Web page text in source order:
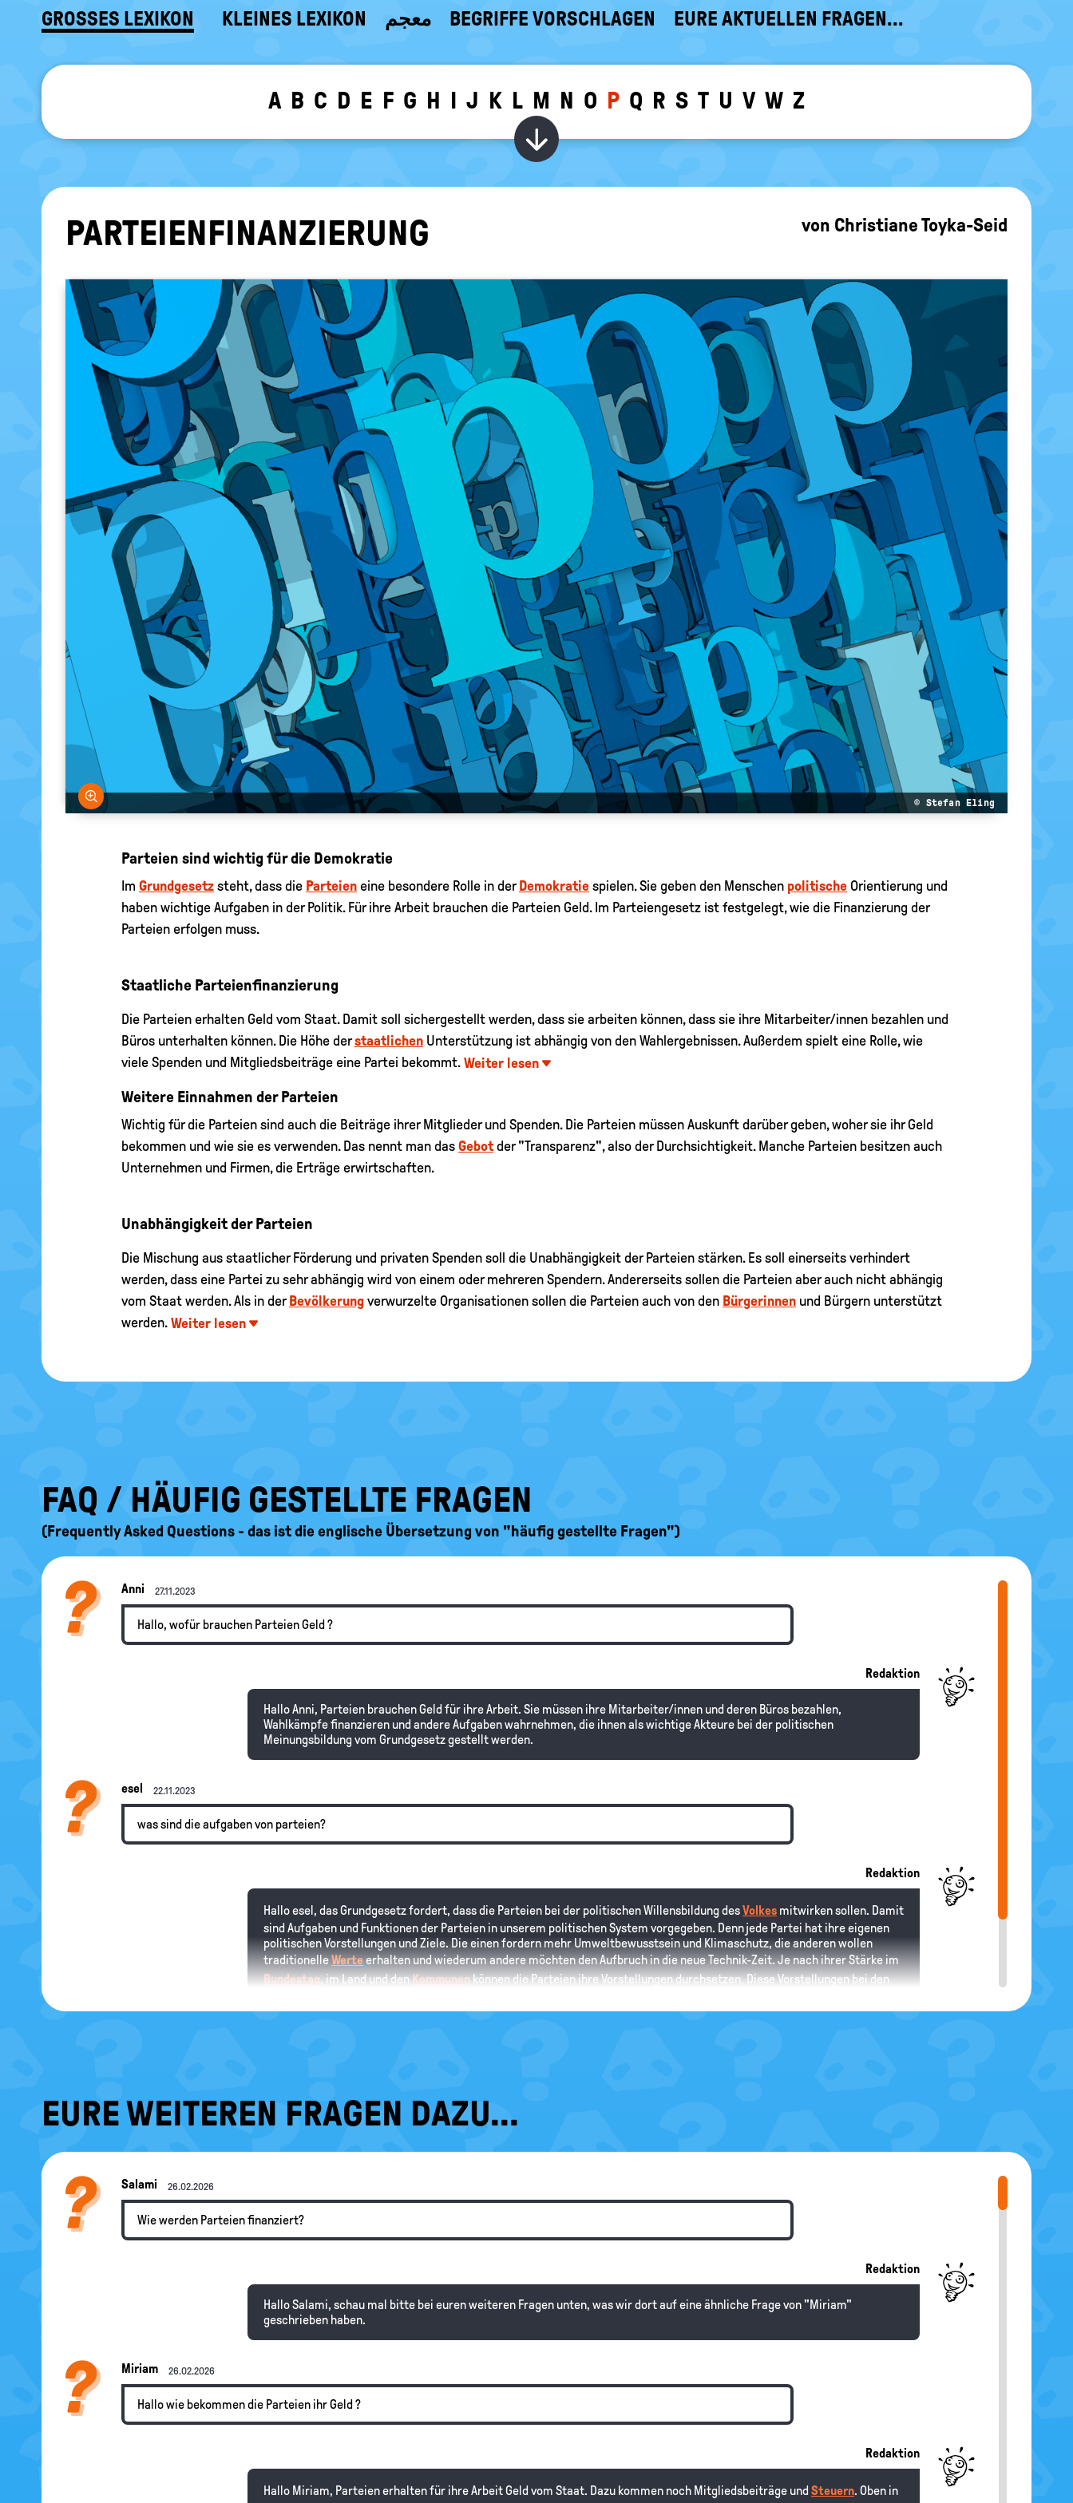
GROSSES LEXIKON KLEINES LEXIKON معجم BEGRIFFE VORSCHLAGEN EURE AKTUELLEN FRAGEN...
A B C D E F G H I J K L M N O P Q R S T U V W Z
Wörter zu dem gewählten Buchstaben ein-/
PAR­TEI­EN­FI­NAN­ZIE­RUNG von Christiane Toyka-Seid
Bild vergrößern
© Stefan Eling
Parteien sind wichtig für die Demokratie
Im Grundgesetz steht, dass die Parteien eine besondere Rolle in derDemokratie spielen. Sie geben den Menschen politische Orientierung und
haben wichtige Aufgaben in der Politik. Für ihre Arbeit brauchen die Parteien Geld. Im Parteiengesetz ist festgelegt, wie die Finanzierung der
Parteien erfolgen muss.
Staatliche Parteienfinanzierung
Die Parteien erhalten Geld vom Staat. Damit soll sichergestellt werden, dass sie arbeiten können, dass sie ihre Mitarbeiter/innen bezahlen und
Büros unterhalten können. Die Höhe derstaatlichen Unterstützung ist abhängig von den Wahlergebnissen. Außerdem spielt eine Rolle, wie
viele Spenden und Mitgliedsbeiträge eine Partei bekommt. Weiter lesen
Weitere Einnahmen der Parteien
Wichtig für die Parteien sind auch die Beiträge ihrer Mitglieder und Spenden. Die Parteien müssen Auskunft darüber geben, woher sie ihr Geld
bekommen und wie sie es verwenden. Das nennt man das Gebotder "Transparenz", also der Durchsichtigkeit. Manche Parteien besitzen auch
Unternehmen und Firmen, die Erträge erwirtschaften.
Unabhängigkeit der Parteien
Die Mischung aus staatlicher Förderung und privaten Spenden soll die Unabhängigkeit der Parteien stärken. Es soll einerseits verhindert
werden, dass eine Partei zu sehr abhängig wird von einem oder mehreren Spendern. Andererseits sollen die Parteien aber auch nicht abhängig
vom Staat werden. Als in derBevölkerung verwurzelte Organisationen sollen die Parteien auch von den Bürgerinnen und Bürgern unterstützt
werden. Weiter lesen
FAQ / HÄUFIG GESTELLTE FRAGEN
(Frequently Asked Questions - das ist die englische Übersetzung von "häufig gestellte Fragen")
Anni 27.11.2023
Hallo, wofür brauchen Parteien Geld ?
Redaktion
Hallo Anni, Parteien brauchen Geld für ihre Arbeit. Sie müssen ihre Mitarbeiter/innen und deren Büros bezahlen,
Wahlkämpfe finanzieren und andere Aufgaben wahrnehmen, die ihnen als wichtige Akteure bei der politischen
Meinungsbildung vom Grundgesetz gestellt werden.
esel 22.11.2023
was sind die aufgaben von parteien?
Redaktion
Hallo esel, das Grundgesetz fordert, dass die Parteien bei der politischen Willensbildung desVolkes mitwirken sollen. Damit
sind Aufgaben und Funktionen der Parteien in unserem politischen System vorgegeben. Denn jede Partei hat ihre eigenen
politischen Vorstellungen und Ziele. Die einen fordern mehr Umweltbewusstsein und Klimaschutz, die anderen wollen
traditionelleWerteerhalten und wiederum andere möchten den Aufbruch in die neue Technik-Zeit. Je nach ihrer Stärke im
Bundestag, im Land und denKommunenkönnen die Parteien ihre Vorstellungen durchsetzen. Diese Vorstellungen bei den
zu gewinnen sind die Funktionen politischer Parteien.
EURE WEITEREN FRAGEN DAZU...
Salami 26.02.2026
Wie werden Parteien finanziert?
Redaktion
Hallo Salami, schau mal bitte bei euren weiteren Fragen unten, was wir dort auf eine ähnliche Frage von "Miriam"
geschrieben haben.
Miriam 26.02.2026
Hallo wie bekommen die Parteien ihr Geld ?
Redaktion
Hallo Miriam, Parteien erhalten für ihre Arbeit Geld vom Staat. Dazu kommen noch Mitgliedsbeiträge und Steuern. Oben in